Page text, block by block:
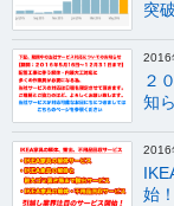
突
2016
２
知
2016
始！